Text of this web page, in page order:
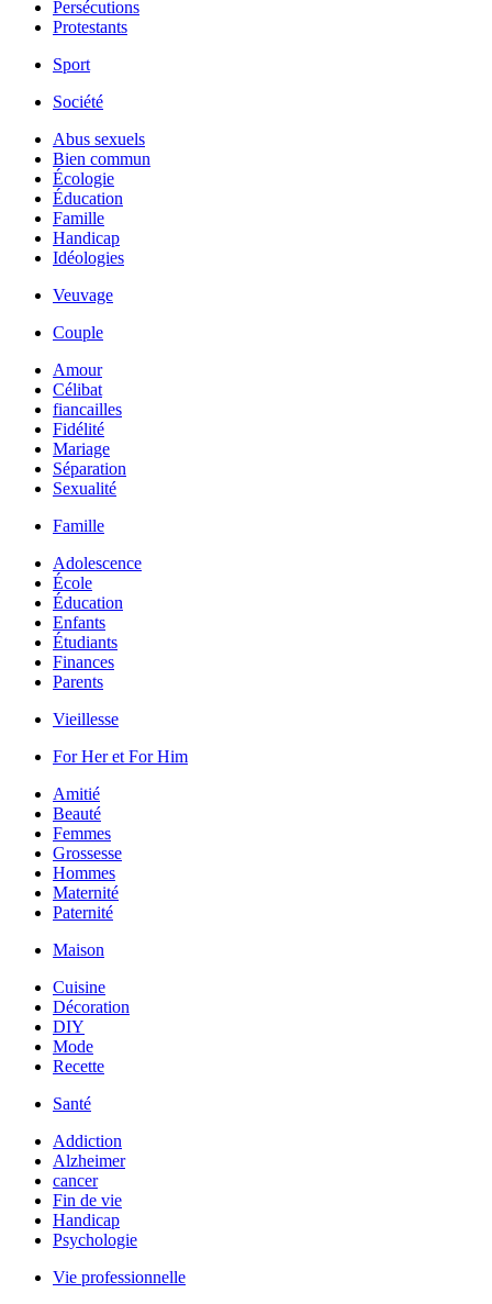
Persécutions
Protestants
Sport
Société
Abus sexuels
Bien commun
Écologie
Éducation
Famille
Handicap
Idéologies
Veuvage
Couple
Amour
Célibat
fiancailles
Fidélité
Mariage
Séparation
Sexualité
Famille
Adolescence
École
Éducation
Enfants
Étudiants
Finances
Parents
Vieillesse
For Her et For Him
Amitié
Beauté
Femmes
Grossesse
Hommes
Maternité
Paternité
Maison
Cuisine
Décoration
DIY
Mode
Recette
Santé
Addiction
Alzheimer
cancer
Fin de vie
Handicap
Psychologie
Vie professionnelle